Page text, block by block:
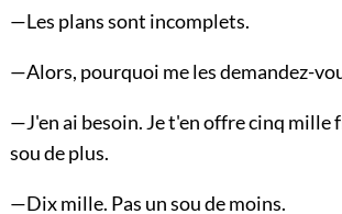
—Les plans sont incomplets.
—Alors, pourquoi me les demandez-
—J'en ai besoin. Je t'en offre cinq mille
sou de plus.
—Dix mille. Pas un sou de moins.